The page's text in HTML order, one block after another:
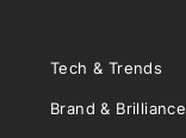
Tech & Trends
Brand & Brilliance